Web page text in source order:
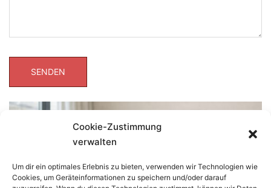
Cookie-Zustimmung
verwalten
Um dir ein optimales Erlebnis zu bieten, verwenden wir Technologien wie
Cookies, um Geräteinformationen zu speichern und/oder darauf